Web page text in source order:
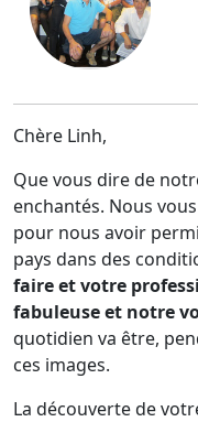
Chère Linh,
Que vous dire de
enchantés. Nous
pour nous avoir
pays dans des
faire et votre
fabuleuse et notre
quotidien va être,
ces images.
La découverte de